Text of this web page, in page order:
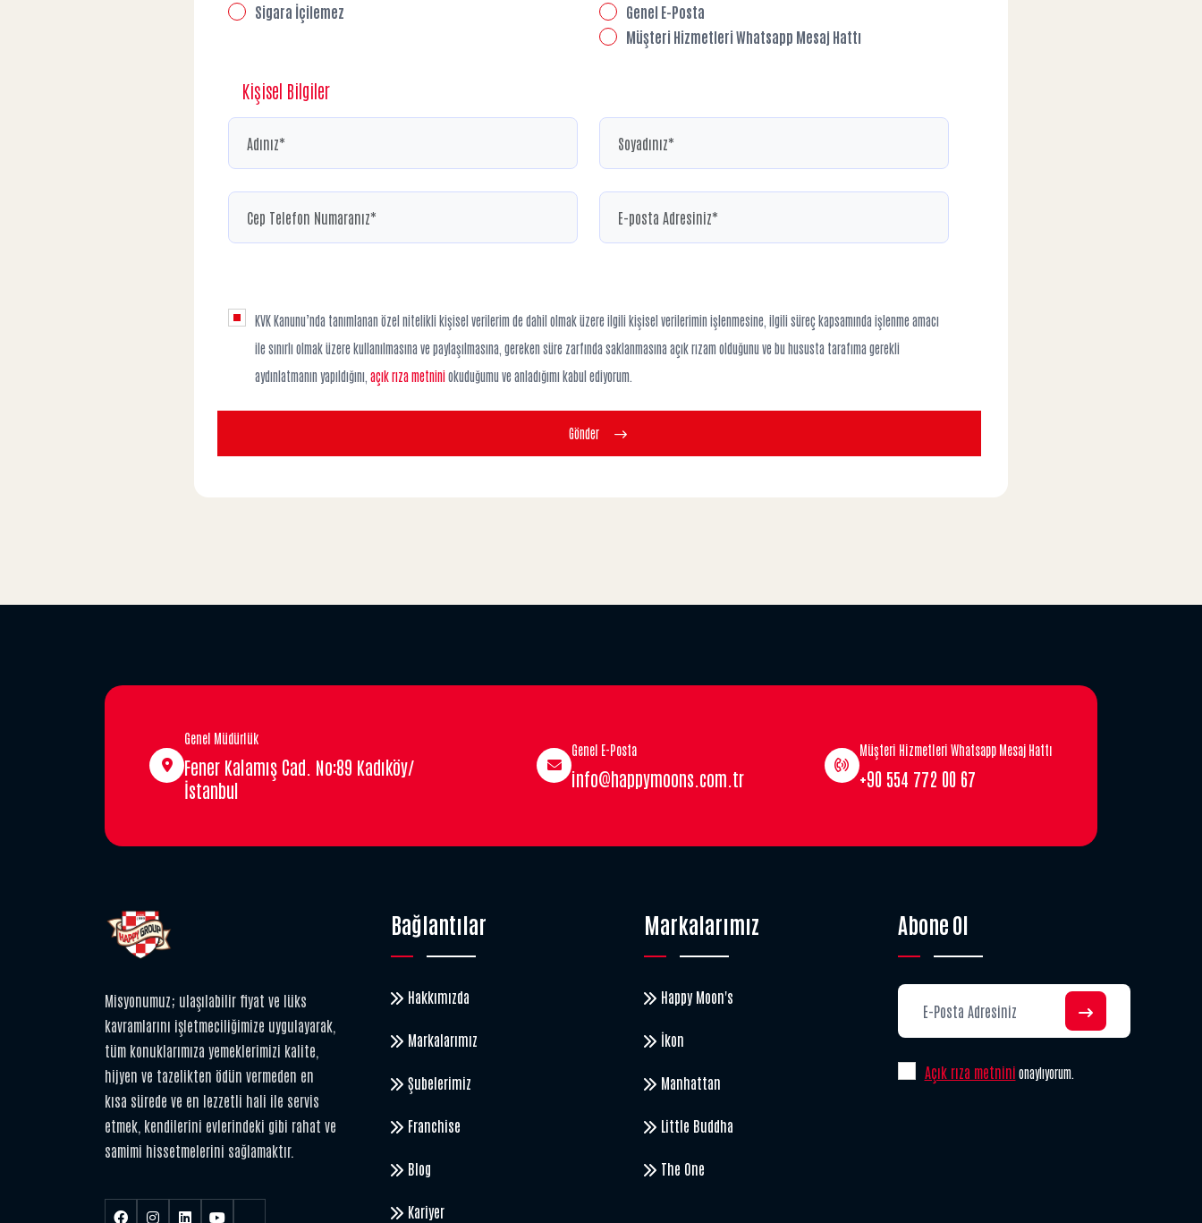
Sigara İçilemez
Genel E-Posta
Müşteri Hizmetleri Whatsapp Mesaj Hattı
Kişisel Bilgiler
KVK Kanunu’nda tanımlanan özel nitelikli kişisel verilerim de dahil olmak üzere ilgili kişisel verilerimin işlenmesine, ilgili süreç kapsamında işlenme amacı
ile sınırlı olmak üzere kullanılmasına ve paylaşılmasına, gereken süre zarfında saklanmasına açık rızam olduğunu ve bu hususta tarafıma gerekli
aydınlatmanın yapıldığını, açık rıza metniniokuduğumu ve anladığımı kabul ediyorum.
Gönder
Genel Müdürlük
Fener Kalamış Cad. No:89 Kadıköy/
İstanbul
Genel E-Posta
info@happymoons.com.tr
Müşteri Hizmetleri Whatsapp Mesaj Hattı
+90 554 772 00 67
Misyonumuz; ulaşılabilir fiyat ve lüks
kavramlarını işletmeciliğimize uygulayarak,
tüm konuklarımıza yemeklerimizi kalite,
hijyen ve tazelikten ödün vermeden en
kısa sürede ve en lezzetli hali ile servis
etmek, kendilerini evlerindeki gibi rahat ve
samimi hissetmelerini sağlamaktır.
Bağlantılar
Hakkımızda
Markalarımız
Şubelerimiz
Franchise
Blog
Kariyer
Markalarımız
Happy Moon's
İkon
Manhattan
Little Buddha
The One
Abone Ol
Açık rıza metnini onaylıyorum.